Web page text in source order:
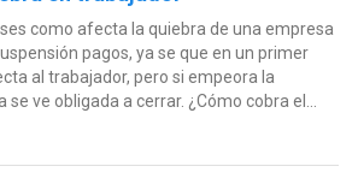
como afecta la quiebra de una empresa
pagos, ya se que en un primer
al trabajador, pero si empeora la
ve obligada a cerrar. ¿Cómo cobra el...